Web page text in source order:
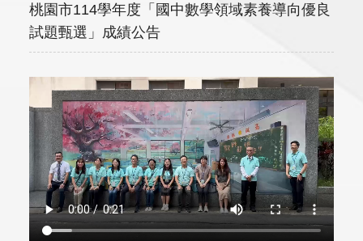
桃園市114學年度「國中數學領域素養導向優良
試題甄選」成績公告